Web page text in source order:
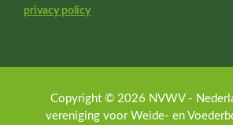
privacy policy
Copyright © 2026 NVWV -
vereniging voor Weide- en